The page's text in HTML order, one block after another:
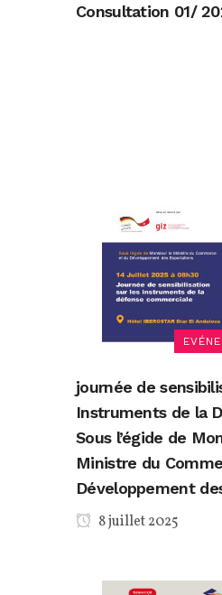
Consultation 01/
journée de
Instruments de la
Sous l’égide de
Ministre du
Développement
8 juillet 2025